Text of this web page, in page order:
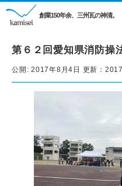
創業150年余、三州瓦の神清。
第６２回愛知県消防操
公開: 2017年8月4日 更新：